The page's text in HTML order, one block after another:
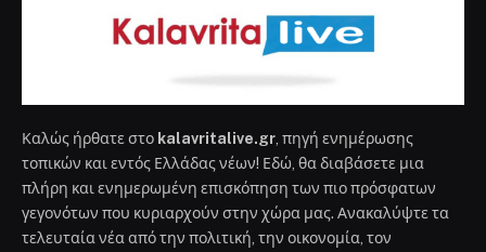
Καλώς ήρθατε στο kalavritalive.gr , πηγή ενημέρωσης
τοπικών και εντός Ελλάδας νέων! Εδώ, θα διαβάσετε μια
πλήρη και ενημερωμένη επισκόπηση των πιο πρόσφατων
γεγονότων που κυριαρχούν στην χώρα μας. Ανακαλύψτε τα
τελευταία νέα από την πολιτική, την οικονομία, τον